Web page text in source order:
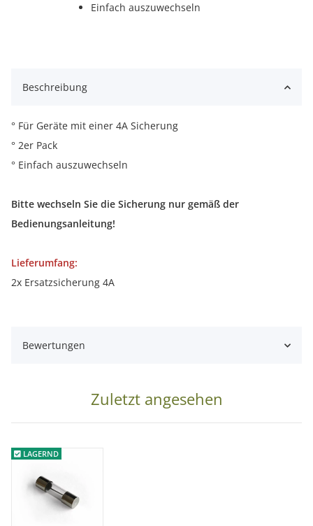
Einfach auszuwechseln
Beschreibung
° Für Geräte mit einer 4A Sicherung
° 2er Pack
° Einfach auszuwechseln
Bitte wechseln Sie die Sicherung nur gemäß der
Bedienungsanleitung!
Lieferumfang:
2x Ersatzsicherung 4A
Bewertungen
Zuletzt angesehen
LAGERND